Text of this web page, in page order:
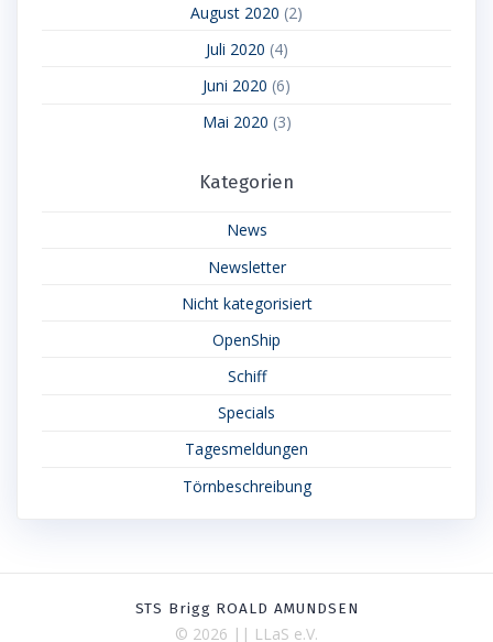
August 2020 (2)
Juli 2020 (4)
Juni 2020 (6)
Mai 2020 (3)
Kategorien
News
Newsletter
Nicht kategorisiert
OpenShip
Schiff
Specials
Tagesmeldungen
Törnbeschreibung
STS Brigg ROALD AMUNDSEN
© 2026 || LLaS e.V.